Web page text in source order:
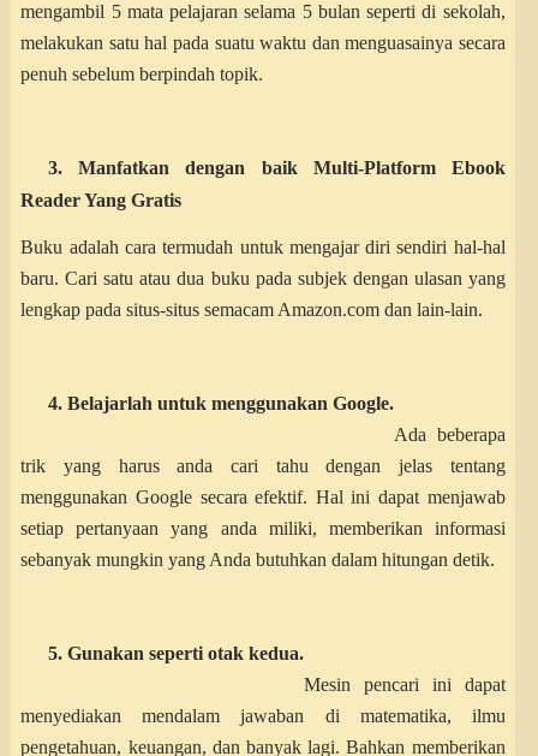
mengambil 5 mata pelajaran selama 5 bulan seperti di sekolah,
melakukan satu hal pada suatu waktu dan menguasainya secara
penuh sebelum berpindah topik.
3. Manfatkan dengan baik Multi-Platform Ebook
Reader Yang Gratis
Buku adalah cara termudah untuk mengajar diri sendiri hal-hal
baru. Cari satu atau dua buku pada subjek dengan ulasan yang
lengkap pada situs-situs semacam Amazon.com dan lain-lain.
4. Belajarlah untuk menggunakan Google.
Ada beberapa
trik yang harus anda cari tahu dengan jelas tentang
menggunakan Google secara efektif. Hal ini dapat menjawab
setiap pertanyaan yang anda miliki, memberikan informasi
sebanyak mungkin yang Anda butuhkan dalam hitungan detik.
5. Gunakanseperti otak kedua.
Mesin pencari ini dapat
menyediakan mendalam jawaban di matematika, ilmu
pengetahuan, keuangan, dan banyak lagi. Bahkan memberikan